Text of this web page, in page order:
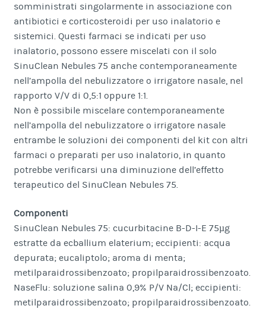
somministrati singolarmente in associazione con
antibiotici e corticosteroidi per uso inalatorio e
sistemici. Questi farmaci se indicati per uso
inalatorio, possono essere miscelati con il solo
SinuClean Nebules 75 anche contemporaneamente
nell’ampolla del nebulizzatore o irrigatore nasale, nel
rapporto V/V di 0,5:1 oppure 1:1.
Non è possibile miscelare contemporaneamente
nell’ampolla del nebulizzatore o irrigatore nasale
entrambe le soluzioni dei componenti del kit con altri
farmaci o preparati per uso inalatorio, in quanto
potrebbe verificarsi una diminuzione dell’effetto
terapeutico del SinuClean Nebules 75.
Componenti
SinuClean Nebules 75: cucurbitacine B-D-I-E 75µg
estratte da ecballium elaterium; eccipienti: acqua
depurata; eucaliptolo; aroma di menta;
metilparaidrossibenzoato; propilparaidrossibenzoato.
NaseFlu: soluzione salina 0,9% P/V Na/Cl; eccipienti:
metilparaidrossibenzoato; propilparaidrossibenzoato.